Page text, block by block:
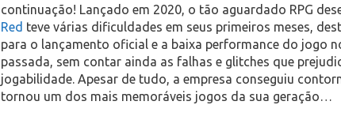
continuação! Lançado em 2020, o tão aguardado RPG
Red teve várias dificuldades em seus primeiros meses,
para o lançamento oficial e a baixa performance do jogo
passada, sem contar ainda as falhas e glitches que
jogabilidade. Apesar de tudo, a empresa conseguiu
tornou um dos mais memoráveis jogos da sua geração…